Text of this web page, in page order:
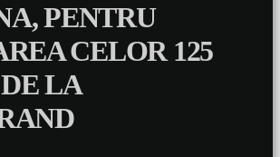
PENTRU
CELOR 125
LA